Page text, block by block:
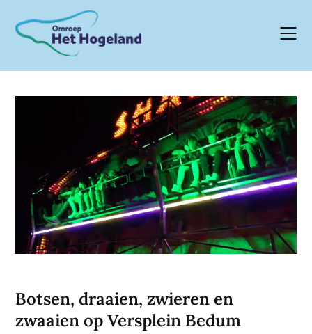
content
Botsen, draaien, zwieren en
zwaaien op Versplein Bedum